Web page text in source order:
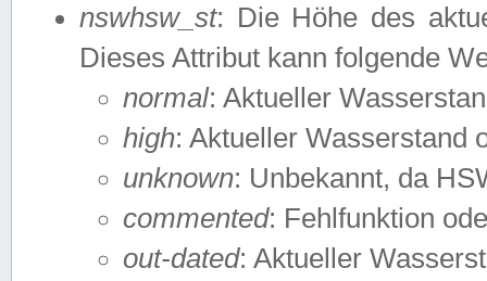
nswhsw_st: Die Höhe des
Dieses Attribut kann folgende
normal: Aktueller
high: Aktueller Wasserstand
unknown: Unbekannt, da
commented: Fehlfunktion
out-dated: Aktueller